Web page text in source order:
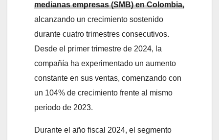
medianas empresas (SMB) en Colombia,
alcanzando un crecimiento sostenido
durante cuatro trimestres consecutivos.
Desde el primer trimestre de 2024, la
compañía ha experimentado un aumento
constante en sus ventas, comenzando con
un 104% de crecimiento frente al mismo
periodo de 2023.
Durante el año fiscal 2024, el segmento